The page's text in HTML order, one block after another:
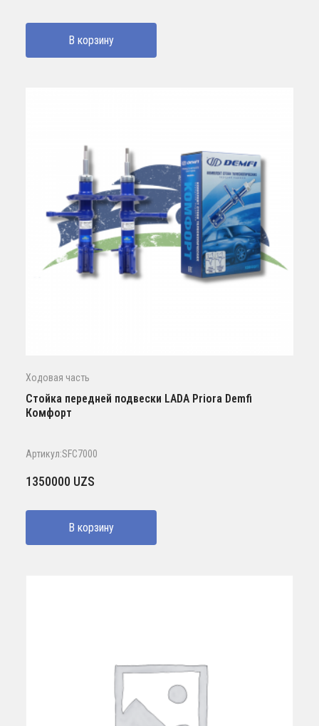
В корзину
Ходовая часть
Стойка передней подвески LADA Priora Demfi
Комфорт
Артикул:SFC7000
1350000 UZS
В корзину